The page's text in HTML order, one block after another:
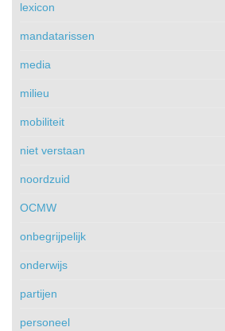
lexicon
mandatarissen
media
milieu
mobiliteit
niet verstaan
noordzuid
OCMW
onbegrijpelijk
onderwijs
partijen
personeel